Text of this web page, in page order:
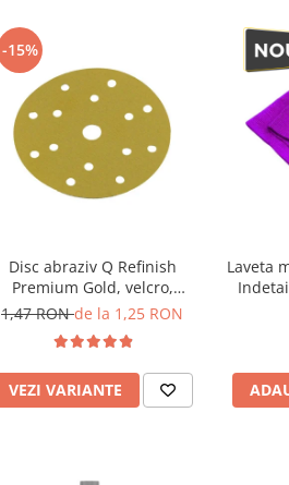
-15%
Disc abraziv Q Refinish
Premium Gold, velcro,
150mm, 15 gauri
1,47 RONde la 1,25 RON
VEZI VARIANTE
Laveta